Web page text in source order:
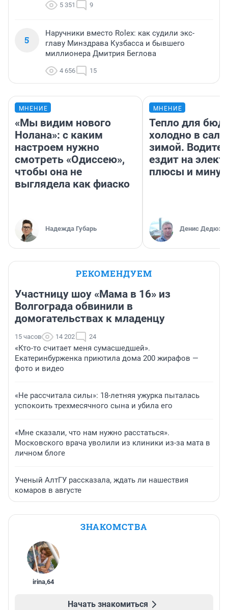
5 351 9
5
Наручники вместо Rolex: как судили экс-
главу Минздрава Кузбасса и бывшего
миллионера Дмитрия Беглова
4 656 15
МНЕНИЕ
«Мы видим нового
Нолана»: с каким
настроем нужно
смотреть «Одиссею»,
чтобы она не
выглядела как фиаско
Надежда Губарь
МНЕНИЕ
Тепло для
холодно в
зимой.
ездит на
плюсы и
Денис
РЕКОМЕНДУЕМ
Участницу шоу «Мама в 16» из
Волгограда обвинили в
домогательствах к младенцу
15 часов 14 202 24
«Кто-то считает меня сумасшедшей».
Екатеринбурженка приютила дома 200 жирафов —
фото и видео
«Не рассчитала силы»: 18-летняя ужурка пыталась
успокоить трехмесячного сына и убила его
«Мне сказали, что нам нужно расстаться».
Московского врача уволили из клиники из-за мата в
личном блоге
Ученый АлтГУ рассказала, ждать ли нашествия
комаров в августе
ЗНАКОМСТВА
irina,64
Начать знакомиться